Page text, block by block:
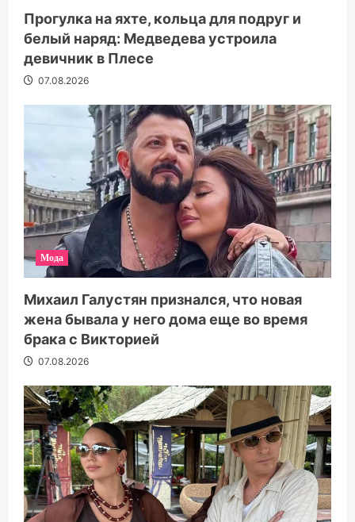
Прогулка на яхте, кольца для подруг и
белый наряд: Медведева устроила
девичник в Плесе
07.08.2026
Мода
Михаил Галустян признался, что новая
жена бывала у него дома еще во время
брака с Викторией
07.08.2026